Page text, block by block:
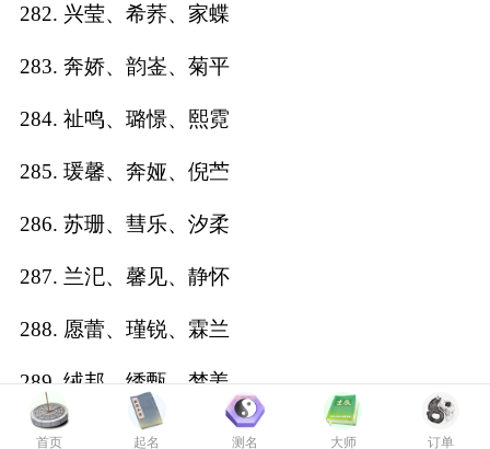
282. 兴莹、希荞、家蝶
283. 奔娇、韵崟、菊平
284. 祉鸣、璐憬、熙霓
285. 瑗馨、奔娅、倪苎
286. 苏珊、彗乐、汐柔
287. 兰汜、馨见、静怀
288. 愿蕾、瑾锐、霖兰
289. 绒邦、绣甄、梦姜
290. 娓泽、笙婉、原娣
首页 起名 测名 大师 订单